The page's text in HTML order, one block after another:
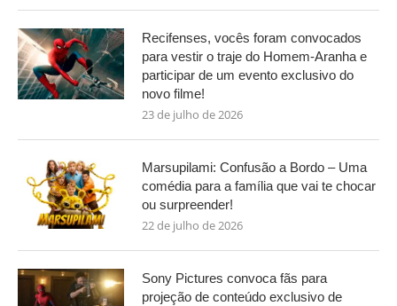
Recifenses, vocês foram convocados
para vestir o traje do Homem-Aranha e
participar de um evento exclusivo do
novo filme!
23 de julho de 2026
Marsupilami: Confusão a Bordo – Uma
comédia para a família que vai te chocar
ou surpreender!
22 de julho de 2026
Sony Pictures convoca fãs para
projeção de conteúdo exclusivo de